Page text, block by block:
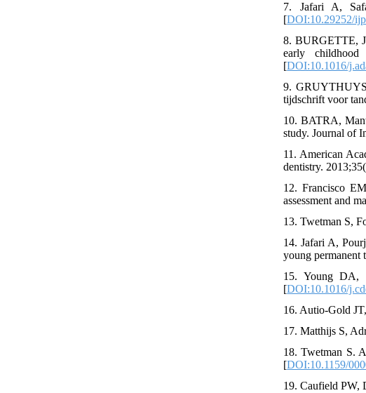
7. Jafari A,
[DOI:10.29252/
8. BURGETTE,
early
[DOI:10.1016/
9.
tijdschrift voor
10. BATRA,
study. Journal of
11. American
dentistry.
12. Francisco
assessment and
13. Twetman S,
14. Jafari A,
young permanent
15. Young DA,
[DOI:10.1016/
16. Autio-Gold
17. Matthijs S,
18. Twetman S.
[DOI:10.1159/
19. Caufield PW,